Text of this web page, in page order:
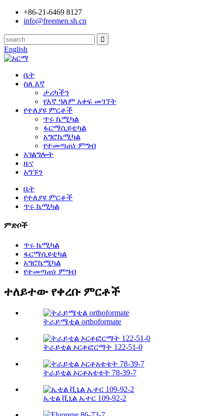
+86-21-6469 8127
info@freemen.sh.cn
English
ቤት
ስለ እኛ
ታሪካችን
የእኛ ዓለም አቀፍ መገኘት
የተለያዩ ምርቶች
ጥሩ ኬሚካል
ፋርማሲዩቲካል
አግሮኬሚካል
የተመጣጠነ ምግብ
አገልግሎት
ዜና
አግኙን
ቤት
የተለያዩ ምርቶች
ጥሩ ኬሚካል
ምድቦች
ጥሩ ኬሚካል
ፋርማሲዩቲካል
አግሮኬሚካል
የተመጣጠነ ምግብ
ተለይተው የቀረቡ ምርቶች
ትራይሜቲል orthoformate
ትራይቲል ኦርቶፎርማት 122-51-0
ትራይቲል ኦርቶአቴቴት 78-39-7
ኤቲል ቪኒል ኤተር 109-92-2